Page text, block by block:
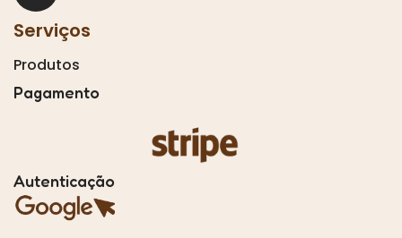
Serviços
Produtos
Pagamento
Autenticação